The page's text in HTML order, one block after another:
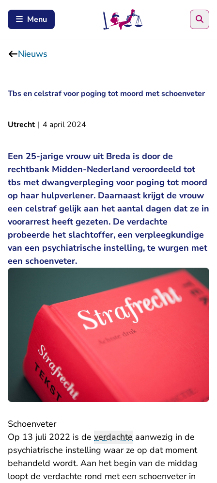
Menu
Nieuws
Tbs en celstraf voor poging tot moord met schoenveter
Utrecht | 4 april 2024
Een 25-jarige vrouw uit Breda is door de
rechtbank Midden-Nederland veroordeeld tot
tbs met dwangverpleging voor poging tot moord
op haar hulpverlener. Daarnaast krijgt de vrouw
een celstraf gelijk aan het aantal dagen dat ze in
voorarrest heeft gezeten. De verdachte
probeerde het slachtoffer, een verpleegkundige
van een psychiatrische instelling, te wurgen met
een schoenveter.
Schoenveter
Op 13 juli 2022 is de verdachte aanwezig in de
psychiatrische instelling waar ze op dat moment
behandeld wordt. Aan het begin van de middag
loopt de verdachte rond met een schoenveter in